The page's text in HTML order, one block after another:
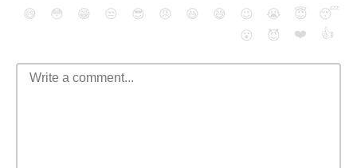
😄 😳 😁 😒 😎 😠 😆 😅 😉 😭 😇
😴
😮
😈 ❤️ 👍